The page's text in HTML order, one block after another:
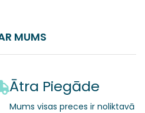
MUMS
Ātra Piegāde
Mums visas preces ir noliktavā